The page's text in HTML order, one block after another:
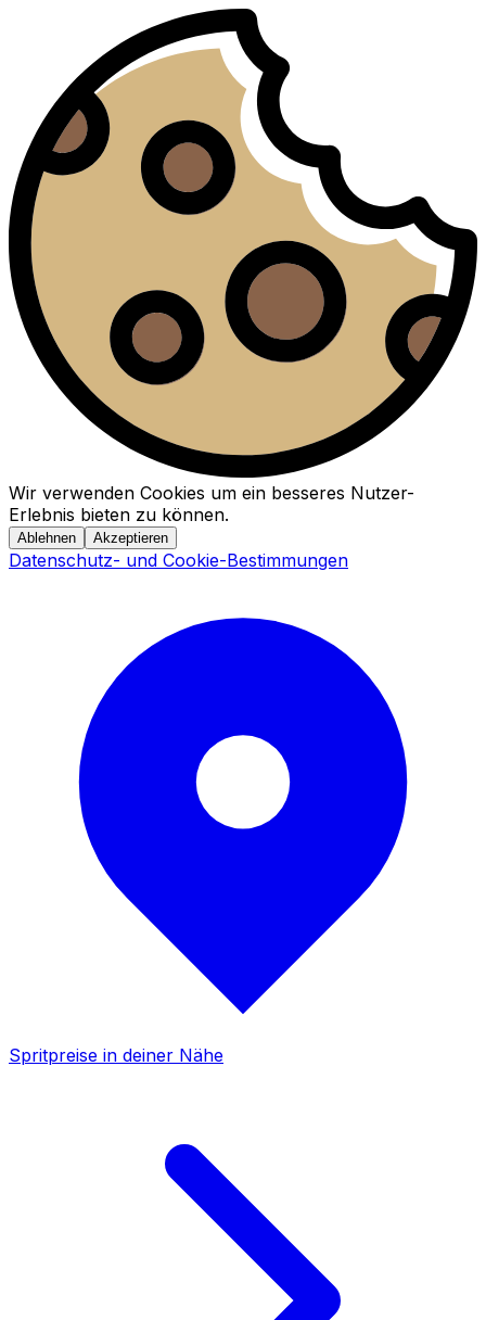
Wir verwenden Cookies um ein besseres Nutzer-
Erlebnis bieten zu können.
Ablehnen Akzeptieren
Datenschutz- und Cookie-Bestimmungen
Spritpreise in deiner Nähe